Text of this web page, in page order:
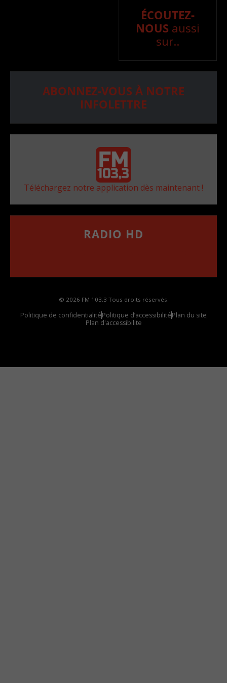
ÉCOUTEZ-
NOUS aussi
sur..
ABONNEZ-VOUS À NOTRE
INFOLETTRE
Téléchargez notre application dès maintenant !
RADIO HD
© 2026 FM 103,3 Tous droits réservés.
Politique de confidentialitéPolitique d’accessibilitéPlan du site
Plan d'accessibilite